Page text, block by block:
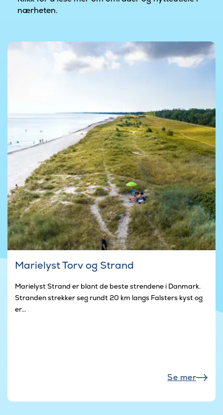
nærheten.
Marielyst Torv og Strand
Marielyst Strand er blant de beste strendene i Danmark.
Stranden strekker seg rundt 20 km langs Falsters kyst og
er...
Se mer